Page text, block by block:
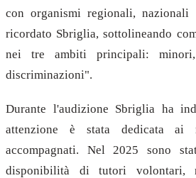
con organismi regionali,
ricordato Sbriglia, sottolineando
nei tre ambiti principali:
discriminazioni".
Durante l'audizione Sbriglia ha
attenzione è stata dedicata ai
accompagnati. Nel 2025 sono
disponibilità di tutori volontari,